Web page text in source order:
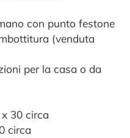
con punto festone
(venduta
per la casa o da
30 circa
circa